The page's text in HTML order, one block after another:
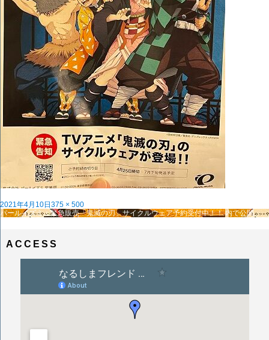
投
稿
2021年4月10日 フ
ル
375 × 500
投
ゲ
パールイズミ：緊急販売「鬼滅の刃」サイクルウェア予約受付中！！ 内で公開
ACCESS